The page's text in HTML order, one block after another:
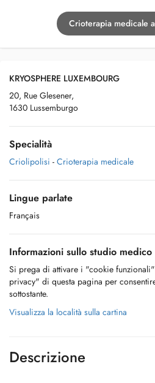
Crioterapia medicale
KRYOSPHERE LUXEMBOURG
20, Rue Glesener,
1630 Lussemburgo
Specialità
Criolipolisi - Crioterapia medicale
Lingue parlate
Français
Informazioni sullo studio medico
Si prega di attivare i "cookie
privacy" di questa pagina per
sottostante.
Visualizza la località sulla cartina
Descrizione